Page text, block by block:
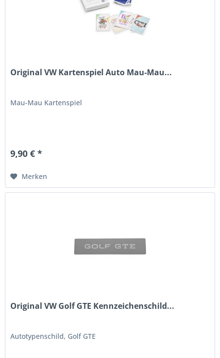
Original VW Kartenspiel Auto Mau-Mau...
Mau-Mau Kartenspiel
9,90 € *
Merken
Original VW Golf GTE Kennzeichenschild...
Autotypenschild, Golf GTE